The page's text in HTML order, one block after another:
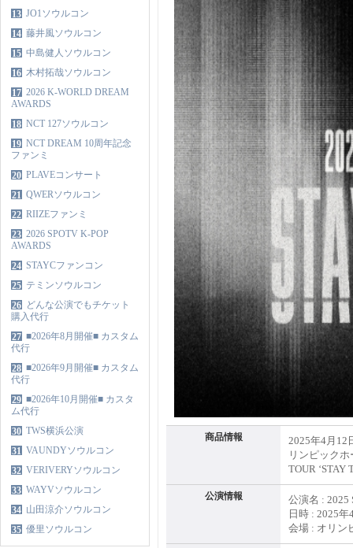
13 JO1ソウルコン
14 藤井風ソウルコン
15 中島健人ソウルコン
16 木村拓哉ソウルコン
17 2026 K-WORLD DREAM
AWARDS
18 NCT 127ソウルコン
19 NCT DREAM 10周年記念
ファンミ
20 PLAVEコンサート
21 QWERソウルコン
22 RIIZEファンミ
23 2026 SPOTV K-POP
AWARDS
24 STAYCファンコン
25 テミンソウルコン
26 どんな公演でもチケット
購入代行
27 ■2026年8月開催■ カスタム
代行
28 ■2026年9月開催■ カスタム
代行
29 ■2026年10月開催■ カスタ
ム代行
30 TWS横浜公演
31 VAUNDYソウルコン
32 VERIVERYソウルコン
33 WAYVソウルコン
34 山田涼介ソウルコン
35 優里ソウルコン
商品情報
2025年4月12
リンピック
TOUR ‘STAY
公演情報
公演名 : 2025
日時 : 2025
会場 : オリン